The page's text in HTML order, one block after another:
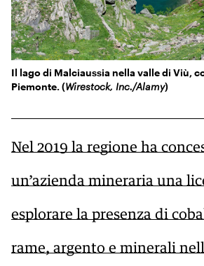
Il lago di Malciaussia nella valle di Viù,
Piemonte. (Wirestock, Inc./Alamy)
Nel 2019 la regione ha
un’azienda mineraria una
esplorare la presenza di
rame, argento e minerali